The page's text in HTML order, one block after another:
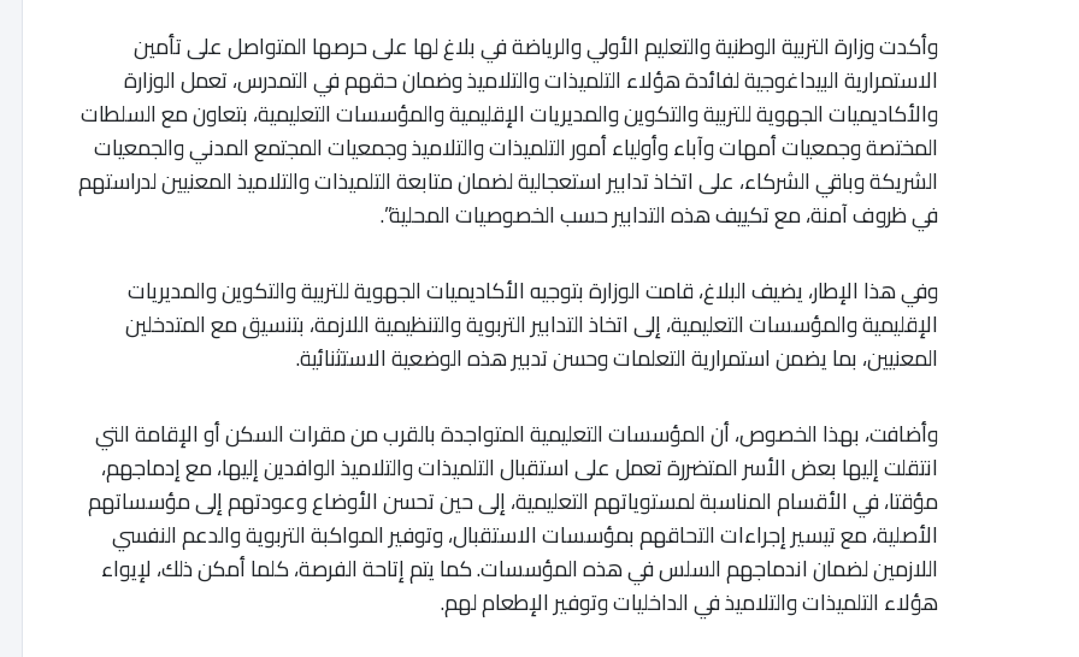
وأكدت وزارة التربية الوطنية والتعليم الأولي والرياضة في بلاغ لها على حرصها المتواصل على تأمين
الاستمرارية البيداغوجية لفائدة هؤلاء التلميذات والتلاميذ وضمان حقهم في التمدرس، تعمل الوزارة
والأكاديميات الجهوية للتربية والتكوين والمديريات الإقليمية والمؤسسات التعليمية، بتعاون مع السلطات
المختصة وجمعيات أمهات وآباء وأولياء أمور التلميذات والتلاميذ وجمعيات المجتمع المدني والجمعيات
الشريكة وباقي الشركاء، على اتخاذ تدابير استعجالية لضمان متابعة التلميذات والتلاميذ المعنيين لدراستهم
في ظروف آمنة، مع تكييف هذه التدابير حسب الخصوصيات المحلية”.
وفي هذا الإطار، يضيف البلاغ، قامت الوزارة بتوجيه الأكاديميات الجهوية للتربية والتكوين والمديريات
الإقليمية والمؤسسات التعليمية، إلى اتخاذ التدابير التربوية والتنظيمية اللازمة، بتنسيق مع المتدخلين
المعنيين، بما يضمن استمرارية التعلمات وحسن تدبير هذه الوضعية الاستثنائية.
وأضافت، بهذا الخصوص، أن المؤسسات التعليمية المتواجدة بالقرب من مقرات السكن أو الإقامة التي
انتقلت إليها بعض الأسر المتضررة تعمل على استقبال التلميذات والتلاميذ الوافدين إليها، مع إدماجهم،
مؤقتا، في الأقسام المناسبة لمستوياتهم التعليمية، إلى حين تحسن الأوضاع وعودتهم إلى مؤسساتهم
الأصلية، مع تيسير إجراءات التحاقهم بمؤسسات الاستقبال، وتوفير المواكبة التربوية والدعم النفسي
اللازمين لضمان اندماجهم السلس في هذه المؤسسات. كما يتم إتاحة الفرصة، كلما أمكن ذلك، لإيواء
هؤلاء التلميذات والتلاميذ في الداخليات وتوفير الإطعام لهم.